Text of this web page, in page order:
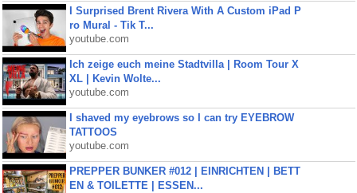
I Surprised Brent Rivera With A Custom iPad P
ro Mural - Tik T...
youtube.com
Ich zeige euch meine Stadtvilla | Room Tour X
XL | Kevin Wolte...
youtube.com
I shaved my eyebrows so I can try EYEBROW
TATTOOS
youtube.com
PREPPER BUNKER #012 | EINRICHTEN | BETT
EN & TOILETTE | ESSEN...